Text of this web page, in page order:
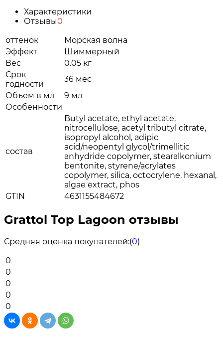
Характеристики
Отзывы0
оттенок
Морская волна
Эффект
Шиммерный
Вес
0.05 кг
Срок
годности
36 мес
Объем в мл
9 мл
Особенности
состав
Butyl acetate, ethyl acetate,
nitrocellulose, acetyl tributyl citrate,
isopropyl alcohol, adipic
acid/neopentyl glycol/trimellitic
anhydride copolymer, stearalkonium
bentonite, styrene/acrylates
copolymer, silica, octocrylene, hexanal,
algae extract, phos
GTIN
4631155484672
Grattol Top Lagoon отзывы
Средняя оценка покупателей:(0)
0
0
0
0
0